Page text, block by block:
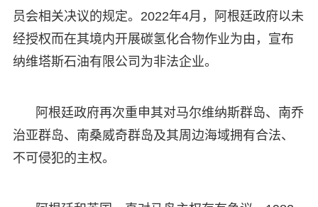
员会相关决议的规定。2022年4月，阿根廷政府以未
经授权而在其境内开展碳氢化合物作业为由，宣布
纳维塔斯石油有限公司为非法企业。
阿根廷政府再次重申其对马尔维纳斯群岛、南乔
治亚群岛、南桑威奇群岛及其周边海域拥有合法、
不可侵犯的主权。